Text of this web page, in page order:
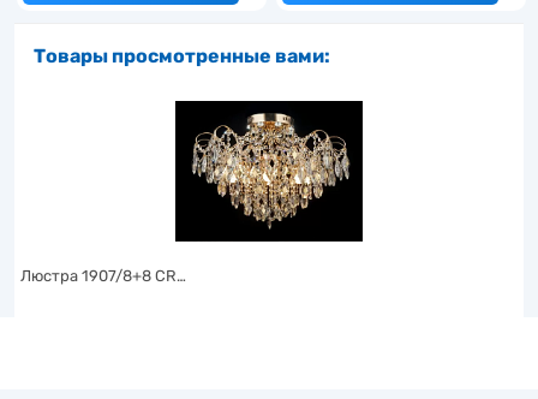
Товары просмотренные вами:
Люстра 1907/8+8 CR…